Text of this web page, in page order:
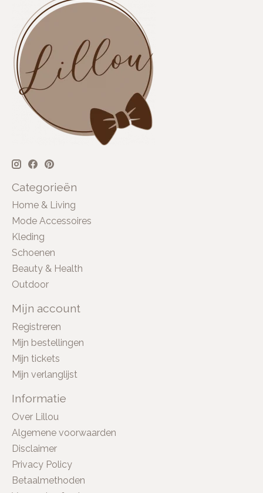
Categorieën
Home & Living
Mode Accessoires
Kleding
Schoenen
Beauty & Health
Outdoor
Mijn account
Registreren
Mijn bestellingen
Mijn tickets
Mijn verlanglijst
Informatie
Over Lillou
Algemene voorwaarden
Disclaimer
Privacy Policy
Betaalmethoden